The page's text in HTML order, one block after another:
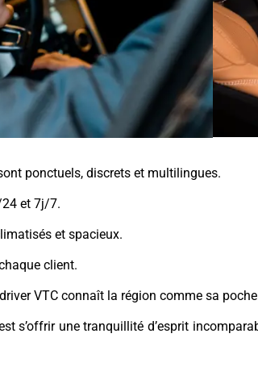
ponctuels, discrets et multilingues.
et 7j/7.
et spacieux.
client.
VTC connaît la région comme sa
s’offrir une tranquillité d’esprit